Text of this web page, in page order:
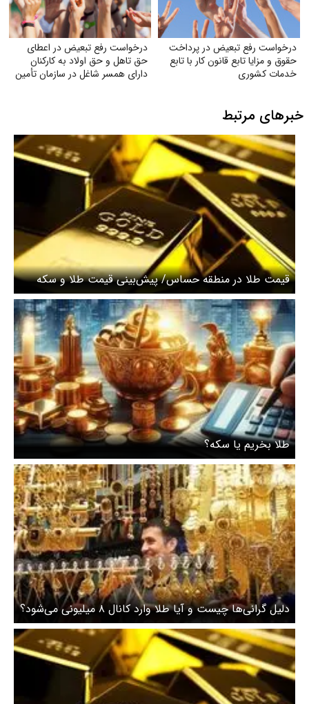
درخواست رفع تبعیض در پرداخت
حقوق و مزایا تابع قانون کار با تابع
خدمات کشوری
درخواست رفع تبعیض در اعطای
حق تاهل و حق اولاد به کارکنان
دارای همسر شاغل در سازمان تأمین
خبرهای مرتبط
قیمت طلا در منطقه حساس/ پیش‌بینی قیمت طلا و سکه
طلا بخریم یا سکه؟
دلیل گرانی‌ها چیست و آیا طلا وارد کانال ۸ میلیونی می‌شود؟